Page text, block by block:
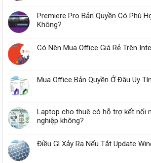
Tại
Bao
Premiere Pro Bản Quyền Có Phù
Không?
Có Nên Mua Office Giá Rẻ Trên
Mua Office Bản Quyền Ở Đâu Uy
Laptop cho thuê có hỗ trợ kết nối
nghiệp không?
Điều Gì Xảy Ra Nếu Tắt Update